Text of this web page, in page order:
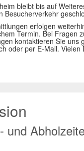
bleibt bis auf
Besucherverkehr
erfolgen
Termin. Bei Fragen
kontaktieren Sie uns
oder per E-Mail. Vielen
und